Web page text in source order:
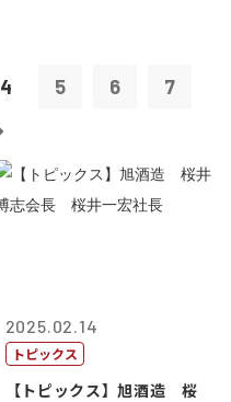
4 5 6 7
2025.02.14
トピックス
【トピックス】旭酒造 桜